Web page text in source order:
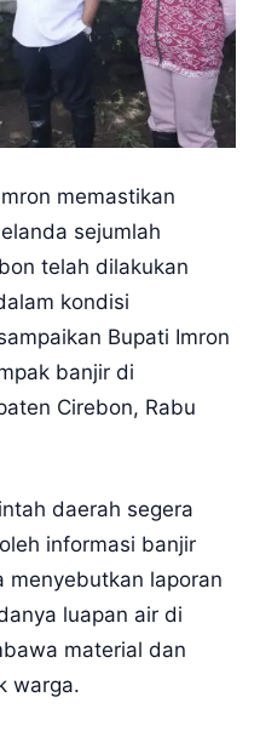
memastikan
sejumlah
telah dilakukan
kondisi
Bupati Imron
banjir di
Cirebon, Rabu
daerah segera
informasi banjir
menyebutkan laporan
luapan air di
material dan
warga.